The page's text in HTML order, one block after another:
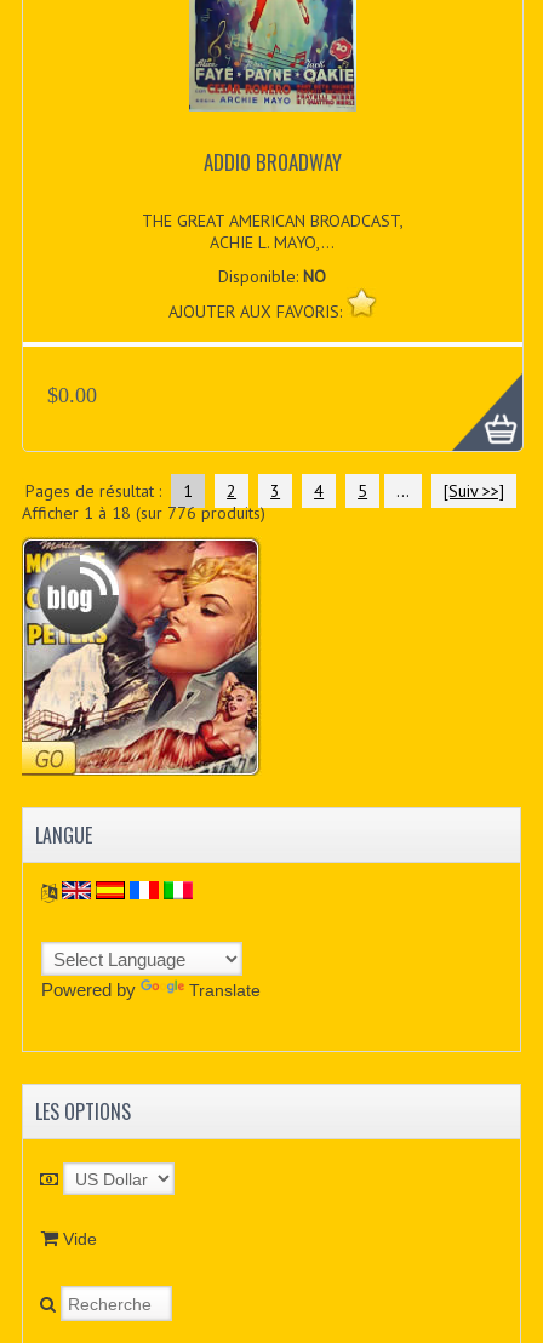
ADDIO BROADWAY
THE GREAT AMERICAN BROADCAST,
ACHIE L. MAYO,...
Disponible:NO
AJOUTER AUX FAVORIS:
$0.00
Pages de résultat : 1 2 3 4 5 ...
[Suiv >>]
Afficher 1 à 18 (sur 776produits)
LANGUE
Powered by Translate
LES OPTIONS
Vide